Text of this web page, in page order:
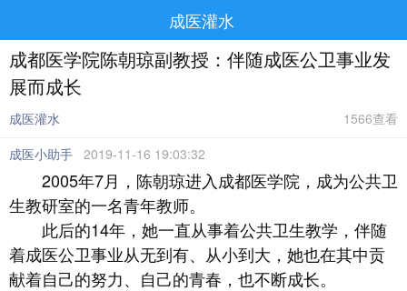
成医灌水
成都医学院陈朝琼副教授：伴随成医公卫事业发
展而成长
成医灌水
1566查看
成医小助手 2019-11-16 19:03:32
2005年7月，陈朝琼进入成都医学院，成为公共卫
生教研室的一名青年教师。
此后的14年，她一直从事着公共卫生教学，伴随
着成医公卫事业从无到有、从小到大，她也在其中贡
献着自己的努力、自己的青春，也不断成长。